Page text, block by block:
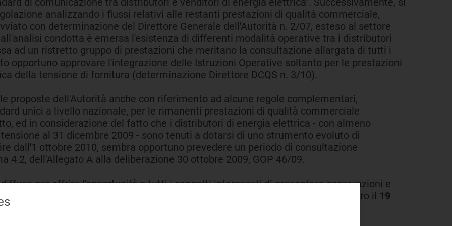
analizzando i flussi relativi alle restanti prestazioni di qualità commerciale,
con determinazione del Direttore Generale dell'Autorità n. 2/07, esteso al settore
condotta è emersa l'esistenza di differenti modalità operative tra i distributori
ad un ristretto gruppo di prestazioni che meritano la consultazione allargata di tutti i
opportuno approvare l'integrazione delle Istruzioni Operative soltanto per le prestazioni
della tensione di fornitura (determinazione Direttore DCQS n. 3/10).
proposte dell'Autorità anche con riferimento ad alcune regole complementari,
unici a livello nazionale, per le rimanenti prestazioni di qualità commerciale
ed in considerazione del fatto che i distributori di energia elettrica - con almeno
al 31 dicembre 2009 - sono tenuti a dotarsi di uno strumento evoluto di
dall'1 ottobre 2010, sembra opportuno prevedere un periodo di consultazione
4.2, dell'Allegato A alla deliberazione 30 ottobre 2009, GOP 46/09.
per offrire l'opportunità a tutti i soggetti interessati di presentare osservazioni e
a far pervenire all'Autorità le proprie osservazioni e proposte, per iscritto, entro il 19